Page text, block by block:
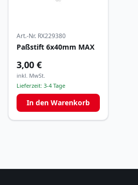
Art.-Nr. RX229380
Paßstift 6x40mm MAX
3,00 €
inkl. MwSt.
Lieferzeit: 3-4 Tage
In den Warenkorb